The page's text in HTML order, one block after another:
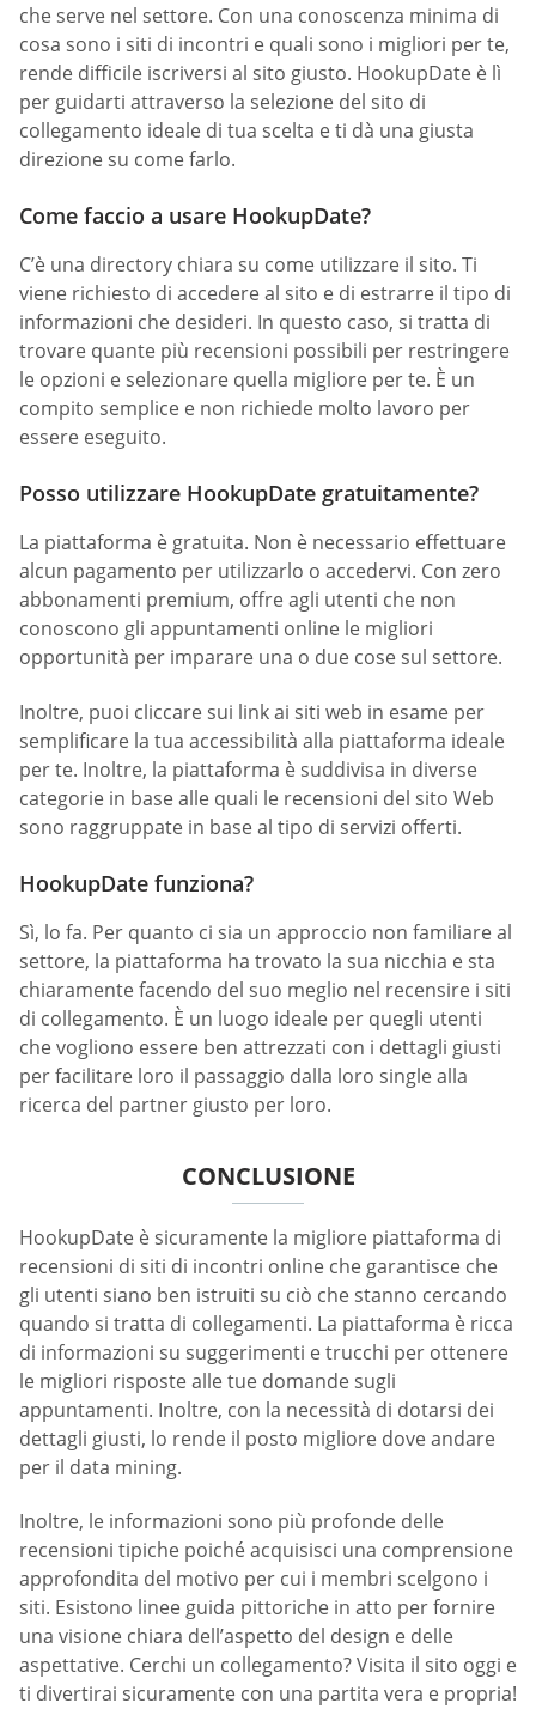
che serve nel settore. Con una conoscenza minima di
cosa sono i siti di incontri e quali sono i migliori per te,
rende difficile iscriversi al sito giusto. HookupDate è lì
per guidarti attraverso la selezione del sito di
collegamento ideale di tua scelta e ti dà una giusta
direzione su come farlo.
Come faccio a usare HookupDate?
C’è una directory chiara su come utilizzare il sito. Ti
viene richiesto di accedere al sito e di estrarre il tipo di
informazioni che desideri. In questo caso, si tratta di
trovare quante più recensioni possibili per restringere
le opzioni e selezionare quella migliore per te. È un
compito semplice e non richiede molto lavoro per
essere eseguito.
Posso utilizzare HookupDate gratuitamente?
La piattaforma è gratuita. Non è necessario effettuare
alcun pagamento per utilizzarlo o accedervi. Con zero
abbonamenti premium, offre agli utenti che non
conoscono gli appuntamenti online le migliori
opportunità per imparare una o due cose sul settore.
Inoltre, puoi cliccare sui link ai siti web in esame per
semplificare la tua accessibilità alla piattaforma ideale
per te. Inoltre, la piattaforma è suddivisa in diverse
categorie in base alle quali le recensioni del sito Web
sono raggruppate in base al tipo di servizi offerti.
HookupDate funziona?
Sì, lo fa. Per quanto ci sia un approccio non familiare al
settore, la piattaforma ha trovato la sua nicchia e sta
chiaramente facendo del suo meglio nel recensire i siti
di collegamento. È un luogo ideale per quegli utenti
che vogliono essere ben attrezzati con i dettagli giusti
per facilitare loro il passaggio dalla loro single alla
ricerca del partner giusto per loro.
CONCLUSIONE
HookupDate è sicuramente la migliore piattaforma di
recensioni di siti di incontri online che garantisce che
gli utenti siano ben istruiti su ciò che stanno cercando
quando si tratta di collegamenti. La piattaforma è ricca
di informazioni su suggerimenti e trucchi per ottenere
le migliori risposte alle tue domande sugli
appuntamenti. Inoltre, con la necessità di dotarsi dei
dettagli giusti, lo rende il posto migliore dove andare
per il data mining.
Inoltre, le informazioni sono più profonde delle
recensioni tipiche poiché acquisisci una comprensione
approfondita del motivo per cui i membri scelgono i
siti. Esistono linee guida pittoriche in atto per fornire
una visione chiara dell’aspetto del design e delle
aspettative. Cerchi un collegamento? Visita il sito oggi e
ti divertirai sicuramente con una partita vera e propria!